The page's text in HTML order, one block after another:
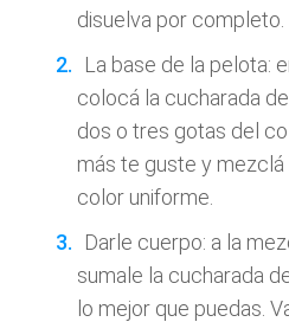
disuelva por completo.
La base de la pelota:
colocá la cucharada
dos o tres gotas del
más te guste y mezclá
color uniforme.
Darle cuerpo: a la
sumale la cucharada
lo mejor que puedas.